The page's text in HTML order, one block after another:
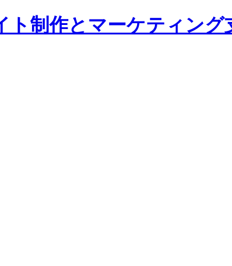
ト制作とマーケティング